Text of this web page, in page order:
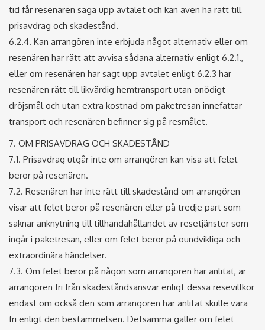
tid får resenären säga upp avtalet och kan även ha rätt till
prisavdrag och skadestånd.
6.2.4. Kan arrangören inte erbjuda något alternativ eller om
resenären har rätt att avvisa sådana alternativ enligt 6.2.1.,
eller om resenären har sagt upp avtalet enligt 6.2.3 har
resenären rätt till likvärdig hemtransport utan onödigt
dröjsmål och utan extra kostnad om paketresan innefattar
transport och resenären befinner sig på resmålet.
7. OM PRISAVDRAG OCH SKADESTÅND
7.1. Prisavdrag utgår inte om arrangören kan visa att felet
beror på resenären.
7.2. Resenären har inte rätt till skadestånd om arrangören
visar att felet beror på resenären eller på tredje part som
saknar anknytning till tillhandahållandet av resetjänster som
ingår i paketresan, eller om felet beror på oundvikliga och
extraordinära händelser.
7.3. Om felet beror på någon som arrangören har anlitat, är
arrangören fri från skadeståndsansvar enligt dessa resevillkor
endast om också den som arrangören har anlitat skulle vara
fri enligt den bestämmelsen. Detsamma gäller om felet